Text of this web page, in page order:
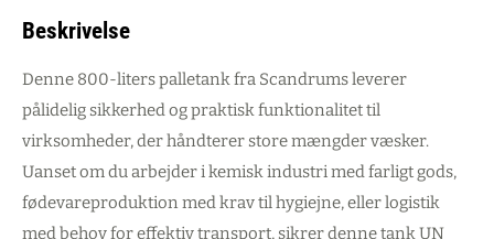
Beskrivelse
Denne 800-liters palletank fra Scandrums leverer
pålidelig sikkerhed og praktisk funktionalitet til
virksomheder, der håndterer store mængder væsker.
Uanset om du arbejder i kemisk industri med farligt gods,
fødevareproduktion med krav til hygiejne, eller logistik
med behov for effektiv transport, sikrer denne tank UN